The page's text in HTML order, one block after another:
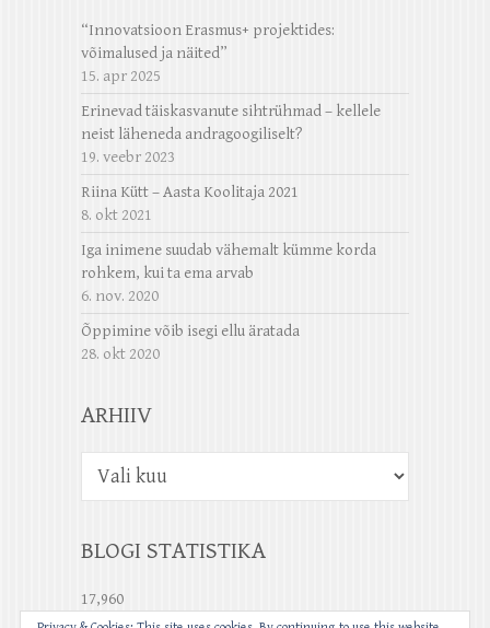
“Innovatsioon Erasmus+ projektides:
võimalused ja näited”
15. apr 2025
Erinevad täiskasvanute sihtrühmad – kellele
neist läheneda andragoogiliselt?
19. veebr 2023
Riina Kütt – Aasta Koolitaja 2021
8. okt 2021
Iga inimene suudab vähemalt kümme korda
rohkem, kui ta ema arvab
6. nov. 2020
Õppimine võib isegi ellu äratada
28. okt 2020
ARHIIV
BLOGI STATISTIKA
17,960